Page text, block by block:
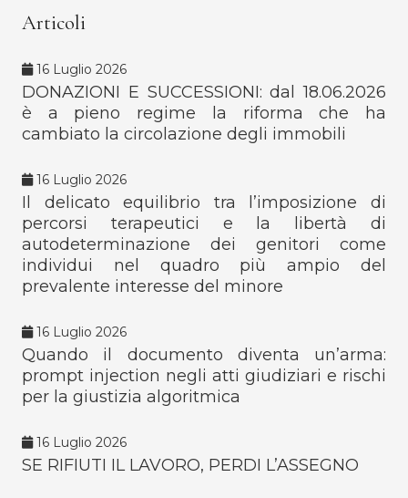
Articoli
16 Luglio 2026
DONAZIONI E SUCCESSIONI: dal 18.06.2026
è a pieno regime la riforma che ha
cambiato la circolazione degli immobili
16 Luglio 2026
Il delicato equilibrio tra l’imposizione di
percorsi terapeutici e la libertà di
autodeterminazione dei genitori come
individui nel quadro più ampio del
prevalente interesse del minore
16 Luglio 2026
Quando il documento diventa un’arma:
prompt injection negli atti giudiziari e rischi
per la giustizia algoritmica
16 Luglio 2026
SE RIFIUTI IL LAVORO, PERDI L’ASSEGNO